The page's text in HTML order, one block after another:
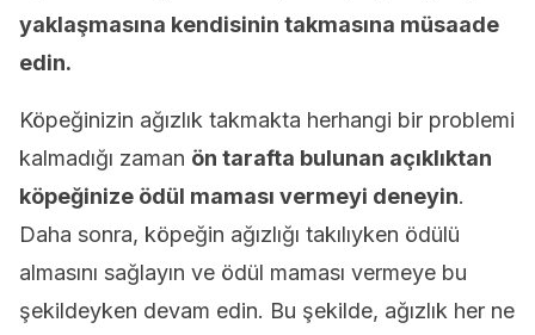
yaklaşmasına kendisinin takmasına müsaade
edin.
Köpeğinizin ağızlık takmakta herhangi bir problemi
kalmadığı zaman ön tarafta bulunan açıklıktan
köpeğinize ödül maması vermeyi deneyin.
Daha sonra, köpeğin ağızlığı takılıyken ödülü
almasını sağlayın ve ödül maması vermeye bu
şekildeyken devam edin. Bu şekilde, ağızlık her ne